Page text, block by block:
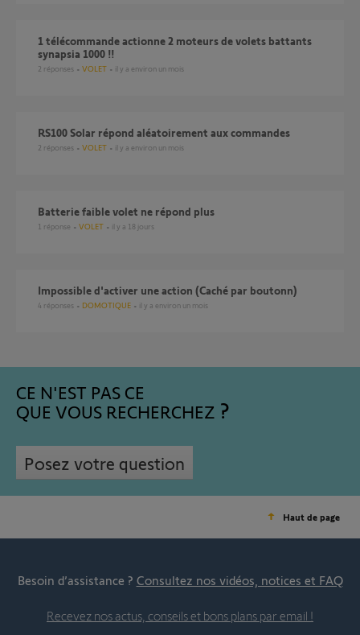
1 télécommande actionne 2 moteurs de volets battants
synapsia 1000 !!
2 réponses VOLET il y a environ un mois
RS100 Solar répond aléatoirement aux commandes
2 réponses VOLET il y a environ un mois
Batterie faible volet ne répond plus
1 réponse VOLET il y a 18 jours
Impossible d'activer une action (Caché par boutonn)
4 réponses DOMOTIQUE il y a environ un mois
CE N'EST PAS CE
QUE VOUS RECHERCHEZ
Posez votre question
Haut de page
Besoin d’assistance ? Consultez nos vidéos, notices et FAQ
Recevez nos actus, conseils et bons plans par email !